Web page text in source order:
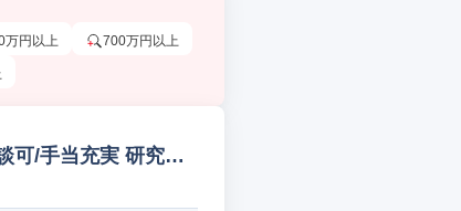
万円以上 700万円以上
可/手当充実 研究開